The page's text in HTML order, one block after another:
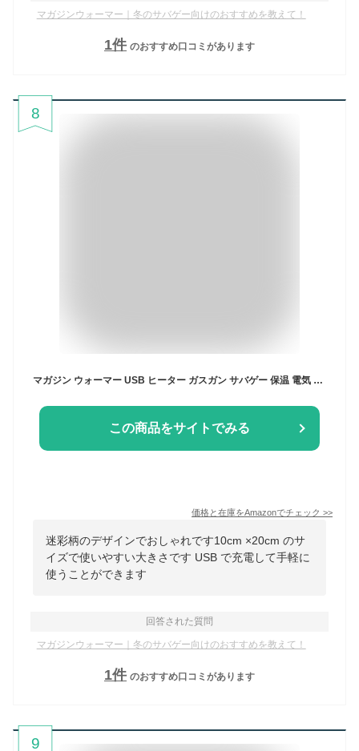
マガジンウォーマー｜冬のサバゲー向けのおすすめを教えて！
1件 のおすすめ口コミがあります
8
この商品をサイトでみる
価格と在庫をAmazonでチェック >>
迷彩柄のデザインでおしゃれです10cm ×20cm のサ
イズで使いやすい大きさです USB で充電して手軽に
使うことができます
回答された質問
マガジンウォーマー｜冬のサバゲー向けのおすすめを教えて！
1件 のおすすめ口コミがあります
9